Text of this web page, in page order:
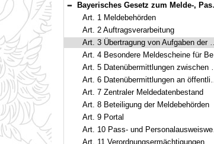
Bereich reduzieren
Bayerisches Gesetz zum Melde-, Pass- und Personalausweiswesen (BayGMPP) Vom 23. Juni 2015 (GVBl S. 178) BayRS 210-3-I (Art. 1–12)
Art. 1 Meldebehörden
Art. 2 Auftragsverarbeitung
Art. 3 Übertragung von Aufgaben der Datenverarbeitung
Art. 4 Besondere Meldescheine für Beherbergungsstätten
Art. 5 Datenübermittlungen zwischen den Meldebehörden
Art. 6 Datenübermittlungen an öffentlich-rechtliche Religionsgesellschaften
Art. 7 Zentraler Meldedatenbestand
Art. 8 Beteiligung der Meldebehörden
Art. 9 Portal
Art. 10 Pass- und Personalausweiswesen
Art. 11 Verordnungsermächtigungen